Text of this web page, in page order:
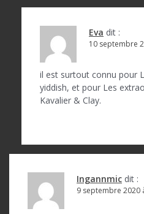
Eva dit :
10 septembre
il est surtout connu pour
yiddish, et pour Les
Kavalier & Clay.
Ingannmic dit :
9 septembre 2020